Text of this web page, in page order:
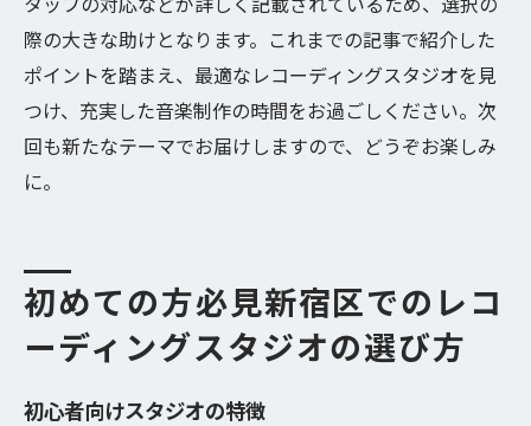
際の大きな助けとなります。これまでの記事で紹介した
ポイントを踏まえ、最適なレコーディングスタジオを見
つけ、充実した音楽制作の時間をお過ごしください。次
回も新たなテーマでお届けしますので、どうぞお楽しみ
に。
初めての方必見新宿区でのレコ
ーディングスタジオの選び方
初心者向けスタジオの特徴